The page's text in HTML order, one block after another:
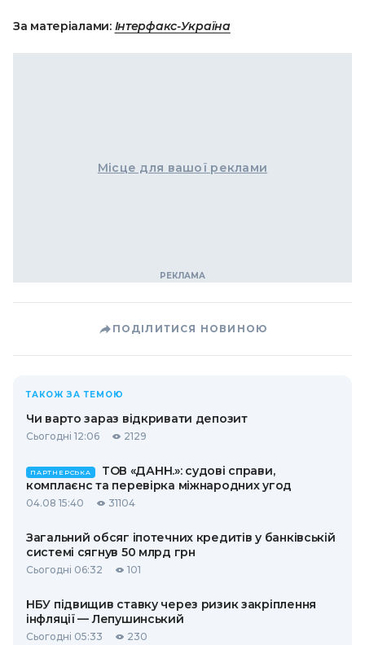
За матеріалами: Інтерфакс-Україна
Місце для вашої реклами
ПОДІЛИТИСЯ НОВИНОЮ
ТАКОЖ ЗА ТЕМОЮ
Чи варто зараз відкривати депозит
Сьогодні 12:06 2129
ПАРТНЕРСЬКА
ТОВ «ДАНН.»: судові справи,
комплаєнс та перевірка міжнародних угод
04.08 15:40 31104
Загальний обсяг іпотечних кредитів у банківській
системі сягнув 50 млрд грн
Сьогодні 06:32 101
НБУ підвищив ставку через ризик закріплення
інфляції — Лепушинський
Сьогодні 05:33 230